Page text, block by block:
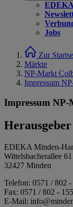
Jobs
Zur
Märkte
NP-Markt
Impressum
Impressum
Herausgeber
EDEKA Minden-
Wittelsbacherallee 61
32427 Minden
Telefon: 0571 / 802 -
Fax: 0571 / 802 -
E-Mail: